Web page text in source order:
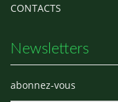
CONTACTS
Newsletters
abonnez-vous